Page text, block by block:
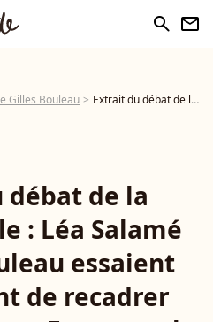
search newsletter
Gilles Bouleau Extrait du débat de la présidentielle : Léa Salamé et Gilles Bouleau essaient difficilement de recadrer l'échange entre Emmanuel Macron et Marine Le Pen sur le sujet de l'école - Vidéo
débat de la
: Léa Salamé
essaient
de recadrer